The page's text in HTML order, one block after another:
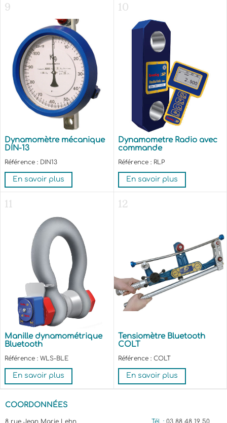
9
Dynamomètre mécanique
DIN-13
Référence : DIN13
En savoir plus
10
Dynamometre Radio avec
commande
Référence : RLP
En savoir plus
11
Manille dynamométrique
Bluetooth
Référence : WLS-BLE
En savoir plus
12
Tensiomètre Bluetooth
COLT
Référence : COLT
En savoir plus
COORDONNÉES
8 rue Jean Marie Lehn Tél. : 03 88 48 19 50